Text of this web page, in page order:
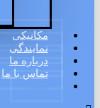
مکانیکی
نمایندگی
درباره ما
تماس با ما